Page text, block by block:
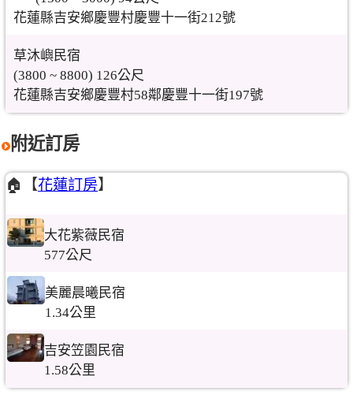
花蓮縣吉安鄉慶豐村慶豐十一街212號
草沐嶼民宿
(3800 ~ 8800) 126公尺
花蓮縣吉安鄉慶豐村58鄰慶豐十一街197號
附近訂房
🏠【花蓮訂房】
大花紫薇民宿
577公尺
美麗晨曦民宿
1.34公里
吉安笠園民宿
1.58公里